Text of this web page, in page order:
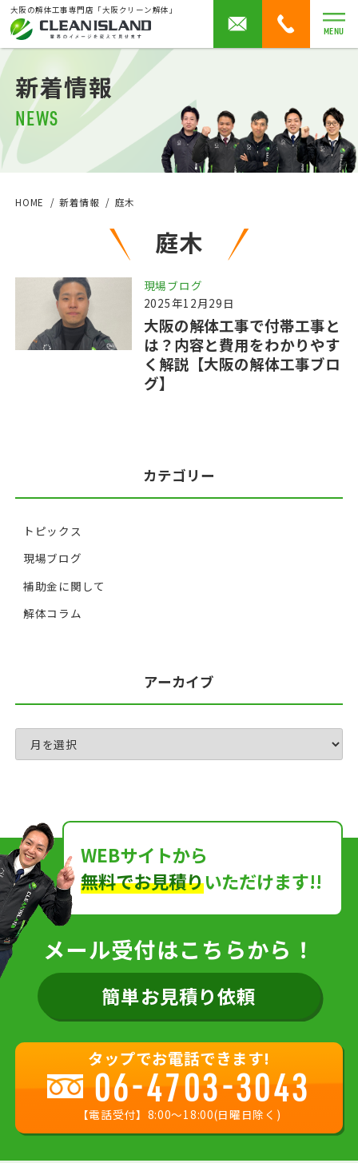
大阪の解体工事専門店「大阪クリーン解体」
MENU
新着情報
NEWS
HOME 新着情報 庭木
庭木
現場ブログ
2025年12月29日
大阪の解体工事で付帯工事と
は？内容と費用をわかりやす
く解説【大阪の解体工事ブロ
グ】
カテゴリー
トピックス
現場ブログ
補助金に関して
解体コラム
アーカイブ
WEBサイトから
無料でお見積りいただけます!!
メール受付はこちらから！
簡単お見積り依頼
タップでお電話できます!
06-4703-3043
【電話受付】8:00〜18:00(日曜日除く)